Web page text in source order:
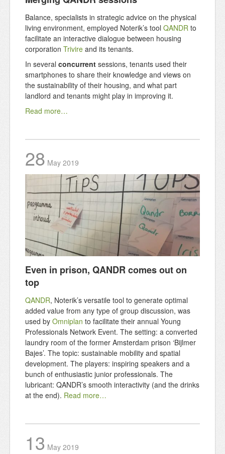
Balance, specialists in strategic advice on the physical
living environment, employed Noterik’s tool QANDR to
facilitate an interactive dialogue between housing
corporation Trivire and its tenants.
In several concurrent sessions, tenants used their
smartphones to share their knowledge and views on
the sustainability of their housing, and what part
landlord and tenants might play in improving it.
Read more…
28 May 2019
Even in prison, QANDR comes out on
top
QANDR, Noterik’s versatile tool to generate optimal
added value from any type of group discussion, was
used by Omniplan to facilitate their annual Young
Professionals Network Event. The setting: a converted
laundry room of the former Amsterdam prison ‘Bijlmer
Bajes’. The topic: sustainable mobility and spatial
development. The players: inspiring speakers and a
bunch of enthusiastic junior professionals. The
lubricant: QANDR’s smooth interactivity (and the drinks
at the end). Read more…
13 May 2019